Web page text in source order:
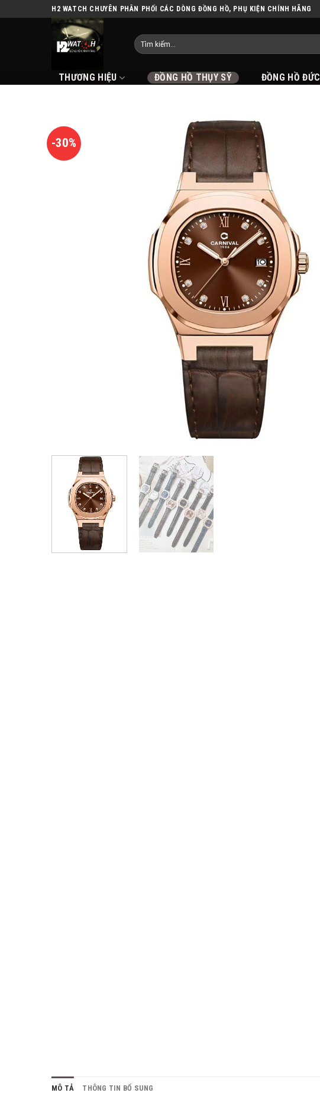
H2 WATCH CHUYÊN PHÂN PHỐI CÁC DÒNG ĐỒNG HỒ, PHỤ KIỆN CHÍNH HÃNG
THƯƠNG HIỆU ĐỒNG HỒ THỤY SỸ ĐỒNG HỒ ĐỨC
-30%
MÔ TẢ THÔNG TIN BỔ SUNG